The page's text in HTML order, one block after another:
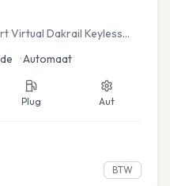
Virtual Dakrail Keyless
•Automaat
Plug Aut
BTW